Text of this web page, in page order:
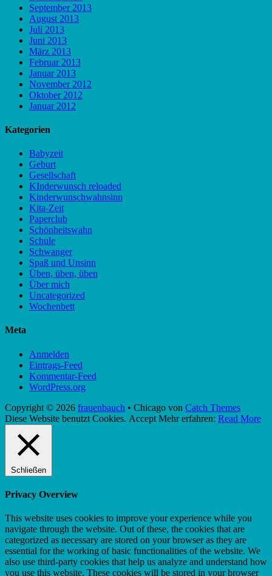
September 2013
August 2013
Juli 2013
Juni 2013
März 2013
Februar 2013
Januar 2013
November 2012
Oktober 2012
Januar 2012
Kategorien
Babyzeit
Geburt
Gesellschaft
KInderwunsch reloaded
Kinderwunschwahnsinn
Kita-Zeit
Paperclub
Schönheitswahn
Schule
Schwanger
Spaß und Unsinn
Üben, üben, üben
Über mich
Uncategorized
Wochenbett
Meta
Anmelden
Eintrags-Feed
Kommentar-Feed
WordPress.org
Copyright © 2026 frauenbauch • Chicago von Catch Themes
Nach
oben
scrollen
Diese Website benutzt Cookies. Accept Mehr erfahren: Read More
Schließen
Privacy Overview
This website uses cookies to improve your experience while you
navigate through the website. Out of these, the cookies that are
categorized as necessary are stored on your browser as they are
essential for the working of basic functionalities of the website. We
also use third-party cookies that help us analyze and understand how
you use this website. These cookies will be stored in your browser